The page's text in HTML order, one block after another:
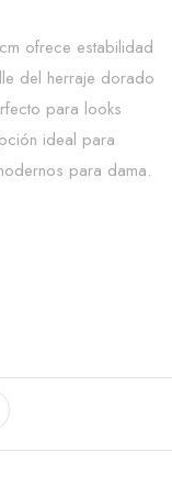
ofrece estabilidad
del herraje dorado
para looks
ideal para
para dama.